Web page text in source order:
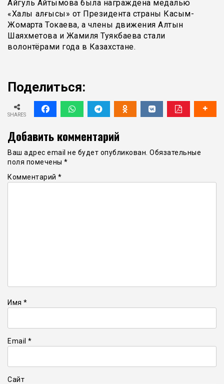
Айгуль Айтымова была награждена медалью
«Халық алғысы» от Президента страны Касым-
Жомарта Токаева, а члены движения Алтын
Шаяхметова и Жамиля Туякбаева стали
волонтёрами года в Казахстане.
Поделиться:
SHARES
Добавить комментарий
Ваш адрес email не будет опубликован. Обязательные
поля помечены *
Комментарий *
Имя *
Email *
Сайт